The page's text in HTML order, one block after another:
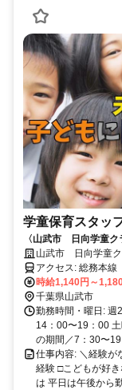
学童保育スタッ
〈山武市 日向学童ク
らはじめられる保育
事
山武市 日向学童ク
アクセス: 総
時給1,140円～
千葉県山武市
勤務時間・曜日: 週
14：00〜19：00
の期間／7：30〜
仕事内容: ＼経験が
経験 □こどもが好
は 平日は午後から